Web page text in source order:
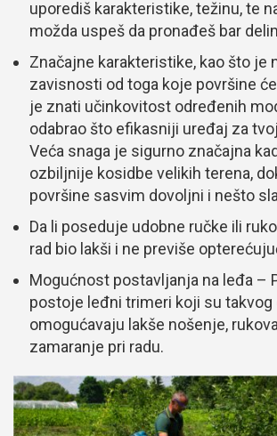
uporediš karakteristike, težinu, te
možda uspeš da pronađeš bar
Značajne karakteristike, kao što je
zavisnosti od toga koje površine
je znati učinkovitost određenih
odabrao što efikasniji uređaj za
Veća snaga je sigurno značajna
ozbiljnije kosidbe velikih terena,
površine sasvim dovoljni i nešto
Da li poseduje udobne ručke ili
rad bio lakši i ne previše
Mogućnost postavljanja na leđa –
postoje leđni trimeri koji su takvog
omogućavaju lakše nošenje,
zamaranje pri radu.